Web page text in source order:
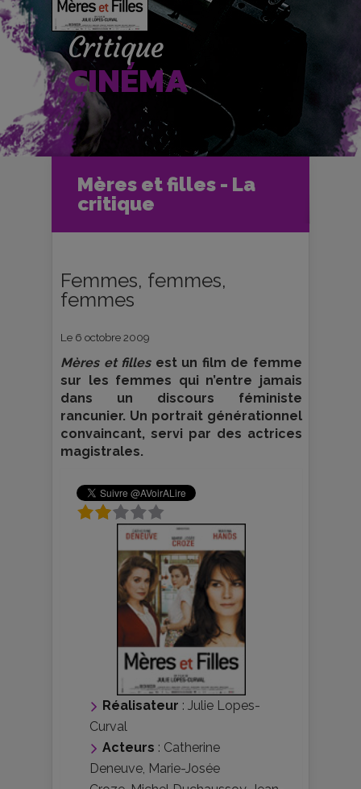
Critique
CINÉMA
Mères et filles - La
critique
Accueil
Cinéma
Critiques et fiches films
Mères et filles - La critique
Femmes, femmes,
femmes
Le 6 octobre 2009
Mères et fillesest un film de femme
sur les femmes qui n’entre jamais
dans un discours féministe
rancunier. Un portrait générationnel
convaincant, servi par des actrices
magistrales.
Réalisateur : Julie Lopes-
Curval
Acteurs : Catherine
Deneuve, Marie-Josée